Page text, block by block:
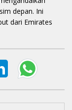
depan. Ini
dari Emirates